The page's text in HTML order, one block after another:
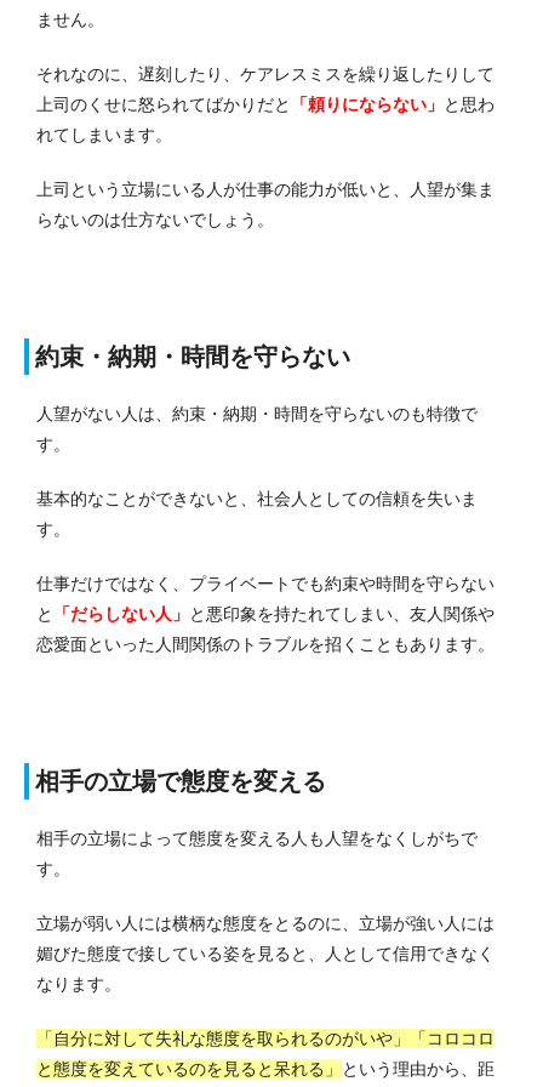
ません。
それなのに、遅刻したり、ケアレスミスを繰り返したりして
上司のくせに怒られてばかりだと
「頼りにならない」 と思わ
れてしまいます。
上司という立場にいる人が仕事の能力が低いと、人望が集ま
らないのは仕方ないでしょう。
約束・納期・時間を守らない
人望がない人は、約束・納期・時間を守らないのも特徴で
す。
基本的なことができないと、社会人としての信頼を失いま
す。
仕事だけではなく、プライベートでも約束や時間を守らない
と
「だらしない人」 と悪印象を持たれてしまい、友人関係や
恋愛面といった人間関係のトラブルを招くこともあります。
相手の立場で態度を変える
相手の立場によって態度を変える人も人望をなくしがちで
す。
立場が弱い人には横柄な態度をとるのに、立場が強い人には
媚びた態度で接している姿を見ると、人として信用できなく
なります。
「自分に対して失礼な態度を取られるのがいや」「コロコロ
と態度を変えているのを見ると呆れる」
という理由から、距